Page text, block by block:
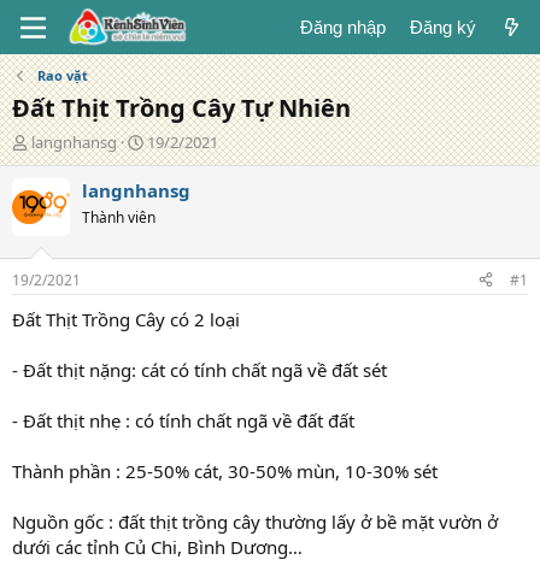
Đăng nhập Đăng ký
Rao vặt
Đất Thịt Trồng Cây Tự Nhiên
T
á
g
i
ả
langnhansg
N
g
à
đ
g
19/2/2021
langnhansg
Thành viên
19/2/2021 #1
Đất Thịt Trồng Cây có 2 loại
- Đất thịt nặng: cát có tính chất ngã về đất sét
- Đất thịt nhẹ : có tính chất ngã về đất đất
Thành phần : 25-50% cát, 30-50% mùn, 10-30% sét
Nguồn gốc : đất thịt trồng cây thường lấy ở bề mặt vườn ở
dưới các tỉnh Củ Chi, Bình Dương…